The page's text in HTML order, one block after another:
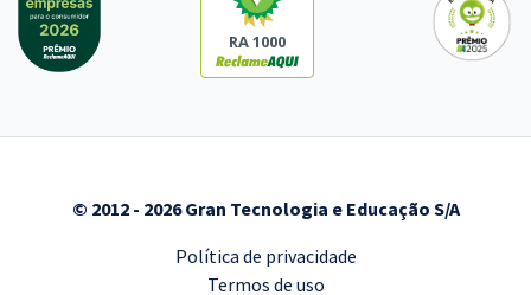
RA 1000
© 2012 - 2026 Gran Tecnologia e Educação S/A
Política de privacidade
Termos de uso